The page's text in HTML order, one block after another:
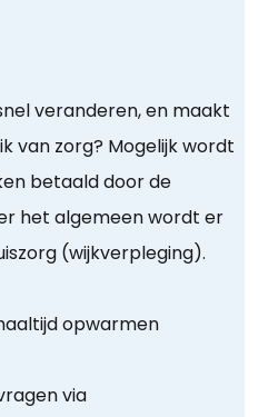
veranderen, en maakt
van zorg? Mogelijk wordt
betaald door de
het algemeen wordt er
(wijkverpleging).
opwarmen
via